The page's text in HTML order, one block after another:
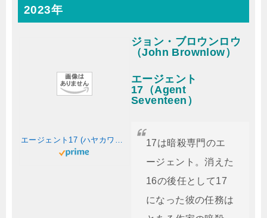
2023年
エージェント17 (ハヤカワ文庫NV)
ジョン・ブロウンロウ
（John Brownlow）
エージェント
17（Agent
Seventeen）
17は暗殺専門のエ
ージェント。消えた
16の後任として17
になった彼の任務は